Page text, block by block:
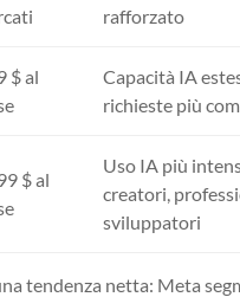
rafforzato
$ al
Capacità IA
richieste più
$ al
Uso IA più
creatori,
sviluppatori
tendenza netta: Meta